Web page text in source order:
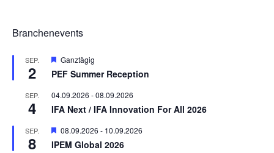
Branchenevents
SEP.
2
Hervorgehoben
Ganztägig
PEF Summer Reception
SEP.
4
04.09.2026 -08.09.2026
IFA Next / IFA Innovation For All 2026
SEP.
8
Hervorgehoben
08.09.2026 - 10.09.2026
IPEM Global 2026